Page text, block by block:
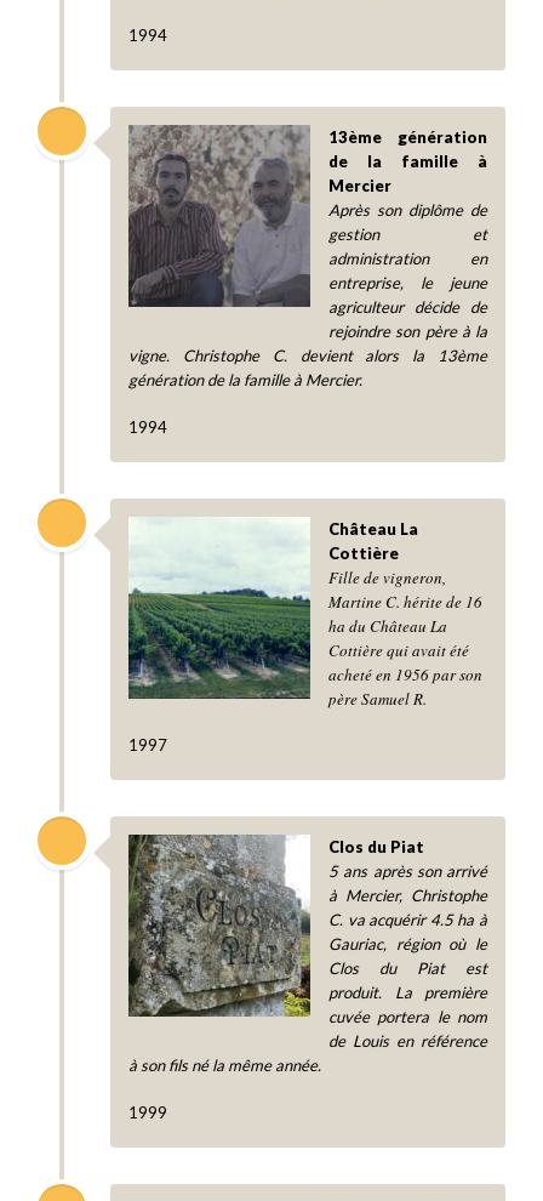
1994
13ème génération
de la famille à
Mercier
Après son diplôme de
gestion et
administration en
entreprise, le jeune
agriculteur décide de
rejoindre son père à la
vigne. Christophe C. devient alors la 13ème
génération de la famille à Mercier.
1994
Château La
Cottière
Fille de vigneron,
Martine C. hérite de 16
ha du Château La
Cottière qui avait été
acheté en 1956 par son
père Samuel R.
1997
Clos du Piat
5 ans après son arrivé
à Mercier, Christophe
C. va acquérir 4.5 ha à
Gauriac, région où le
Clos du Piat est
produit. La première
cuvée portera le nom
de Louis en référence
à son fils né la même année.
1999